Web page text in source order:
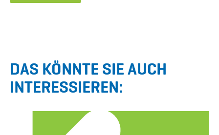
DAS KÖNNTE SIE AUCH
INTERESSIEREN: